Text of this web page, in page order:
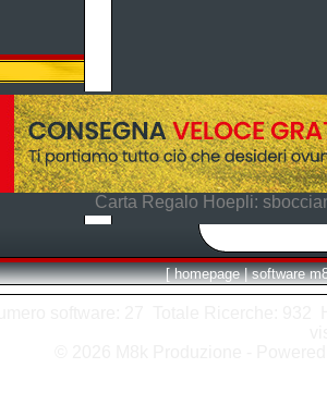
Carta Regalo Hoepli:
[ homepage | software